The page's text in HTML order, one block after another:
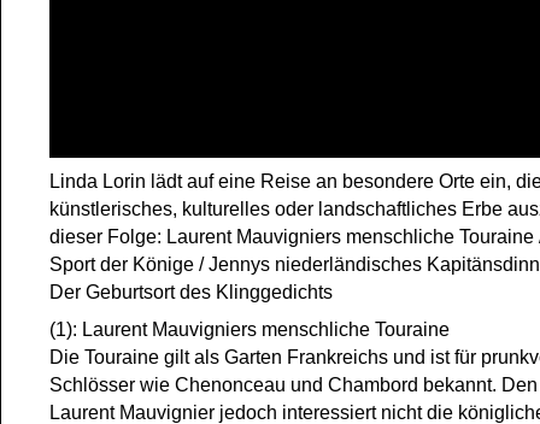
Linda Lorin lädt auf eine Reise an besondere Orte ein,
künstlerisches, kulturelles oder landschaftliches Erbe
dieser Folge: Laurent Mauvigniers menschliche Touraine
Sport der Könige / Jennys niederländisches
Der Geburtsort des Klinggedichts
(1): Laurent Mauvigniers menschliche Touraine
Die Touraine gilt als Garten Frankreichs und ist für
Schlösser wie Chenonceau und Chambord bekannt.
Laurent Mauvignier jedoch interessiert nicht die